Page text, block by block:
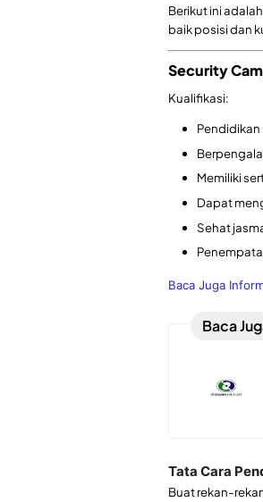
Berikut ini
baik posisi dan
Security
Kualifikasi:
Memiliki
Dapat
Sehat
Baca Juga
Baca
Tata Cara
Buat rekan-